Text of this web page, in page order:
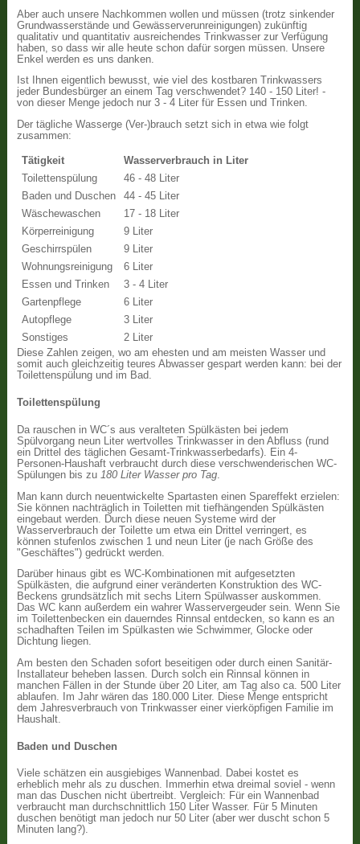
Aber auch unsere Nachkommen wollen und müssen (trotz sinkender
Grundwasserstände und Gewässerverunreinigungen) zukünftig
qualitativ und quantitativ ausreichendes Trinkwasser zur Verfügung
haben, so dass wir alle heute schon dafür sorgen müssen. Unsere
Enkel werden es uns danken.
Ist Ihnen eigentlich bewusst, wie viel des kostbaren Trinkwassers
jeder Bundesbürger an einem Tag verschwendet? 140 - 150 Liter! -
von dieser Menge jedoch nur 3 - 4 Liter für Essen und Trinken.
Der tägliche Wasserge (Ver-)brauch setzt sich in etwa wie folgt
zusammen:
Tätigkeit
Wasserverbrauch in Liter
Toilettenspülung
46 - 48 Liter
Baden und Duschen
44 - 45 Liter
Wäschewaschen
17 - 18 Liter
Körperreinigung
9 Liter
Geschirrspülen
9 Liter
Wohnungsreinigung
6 Liter
Essen und Trinken
3 - 4 Liter
Gartenpflege
6 Liter
Autopflege
3 Liter
Sonstiges
2 Liter
Diese Zahlen zeigen, wo am ehesten und am meisten Wasser und
somit auch gleichzeitig teures Abwasser gespart werden kann: bei der
Toilettenspülung und im Bad.
Toilettenspülung
Da rauschen in WC´s aus veralteten Spülkästen bei jedem
Spülvorgang neun Liter wertvolles Trinkwasser in den Abfluss (rund
ein Drittel des täglichen Gesamt-Trinkwasserbedarfs). Ein 4-
Personen-Haushaft verbraucht durch diese verschwenderischen WC-
Spülungen bis zu180 Liter Wasser pro Tag.
Man kann durch neuentwickelte Spartasten einen Spareffekt erzielen:
Sie können nachträglich in Toiletten mit tiefhängenden Spülkästen
eingebaut werden. Durch diese neuen Systeme wird der
Wasserverbrauch der Toilette um etwa ein Drittel verringert, es
können stufenlos zwischen 1 und neun Liter (je nach Größe des
"Geschäftes") gedrückt werden.
Darüber hinaus gibt es WC-Kombinationen mit aufgesetzten
Spülkästen, die aufgrund einer veränderten Konstruktion des WC-
Beckens grundsätzlich mit sechs Litern Spülwasser auskommen.
Das WC kann außerdem ein wahrer Wasservergeuder sein. Wenn Sie
im Toilettenbecken ein dauerndes Rinnsal entdecken, so kann es an
schadhaften Teilen im Spülkasten wie Schwimmer, Glocke oder
Dichtung liegen.
Am besten den Schaden sofort beseitigen oder durch einen Sanitär-
Installateur beheben lassen. Durch solch ein Rinnsal können in
manchen Fällen in der Stunde über 20 Liter, am Tag also ca. 500 Liter
ablaufen. Im Jahr wären das 180.000 Liter. Diese Menge entspricht
dem Jahresverbrauch von Trinkwasser einer vierköpfigen Familie im
Haushalt.
Baden und Duschen
Viele schätzen ein ausgiebiges Wannenbad. Dabei kostet es
erheblich mehr als zu duschen. Immerhin etwa dreimal soviel - wenn
man das Duschen nicht übertreibt. Vergleich: Für ein Wannenbad
verbraucht man durchschnittlich 150 Liter Wasser. Für 5 Minuten
duschen benötigt man jedoch nur 50 Liter (aber wer duscht schon 5
Minuten lang?).